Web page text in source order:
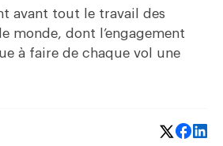
avant tout le travail des
monde, dont l’engagement
à faire de chaque vol une